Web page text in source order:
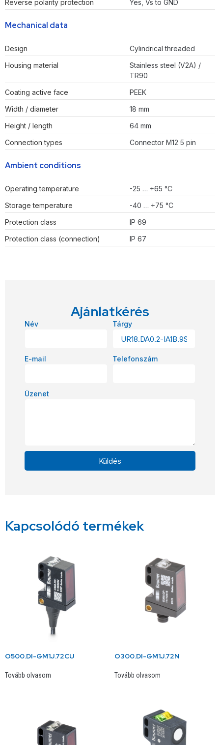
Reverse polarity protection Yes, Vs to GND
Mechanical data
Design
Cylindrical threaded
Housing material
Stainless steel (V2A) /
TR90
Coating active face
PEEK
Width / diameter
18 mm
Height / length
64 mm
Connection types
Connector M12 5 pin
Ambient conditions
Operating temperature
-25 … +65 °C
Storage temperature
-40 … +75 °C
Protection class
IP 69
Protection class (connection)
IP 67
Ajánlatkérés
Név Tárgy
E-mail Telefonszám
Üzenet
Küldés
Kapcsolódó termékek
O500.DI-GM1J.72CU
Tovább olvasom
O300.DI-GM1J.72N
Tovább olvasom